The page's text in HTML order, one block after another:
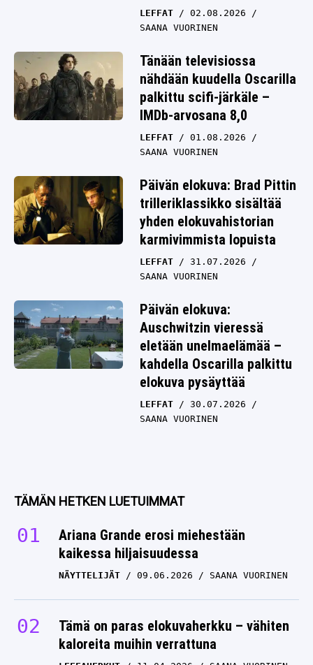
LEFFAT
02.08.2026
SAANA VUORINEN
Tänään televisiossa
nähdään kuudella Oscarilla
palkittu scifi-järkäle –
IMDb-arvosana 8,0
LEFFAT
01.08.2026
SAANA VUORINEN
Päivän elokuva: Brad Pittin
trilleriklassikko sisältää
yhden elokuvahistorian
karmivimmista lopuista
LEFFAT
31.07.2026
SAANA VUORINEN
Päivän elokuva:
Auschwitzin vieressä
eletään unelmaelämää –
kahdella Oscarilla palkittu
elokuva pysäyttää
LEFFAT
30.07.2026
SAANA VUORINEN
kaikessa hiljaisuudessa
NÄYTTELIJÄT 09.06.2026
Tämä on paras elokuvaherkku – vähiten
kaloreita muihin verrattuna
LEFFAHERKUT 11.04.2026 SAANA VUORINEN